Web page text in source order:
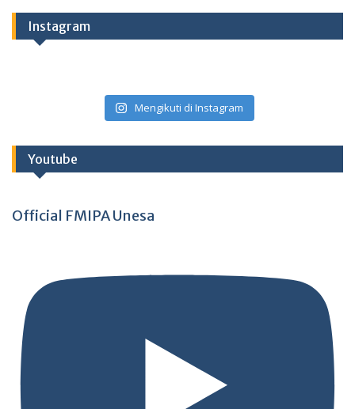
Instagram
Mengikuti di Instagram
Youtube
Official FMIPA Unesa